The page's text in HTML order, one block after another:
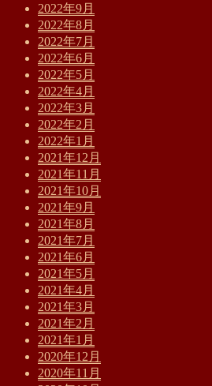
2022年9月
2022年8月
2022年7月
2022年6月
2022年5月
2022年4月
2022年3月
2022年2月
2022年1月
2021年12月
2021年11月
2021年10月
2021年9月
2021年8月
2021年7月
2021年6月
2021年5月
2021年4月
2021年3月
2021年2月
2021年1月
2020年12月
2020年11月